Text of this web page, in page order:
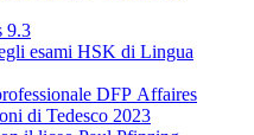
9.3
esami HSK di Lingua
DFP Affaires
di Tedesco 2023